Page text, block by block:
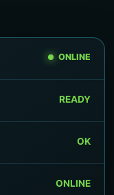
ONLINE
READY
OK
ONLINE